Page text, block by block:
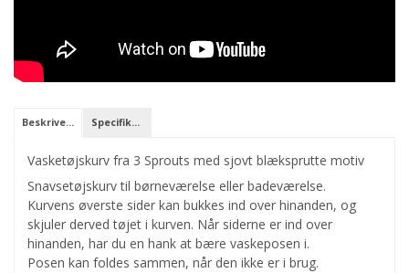
Beskrivelse Specifikationer
Vasketøjskurv fra 3 Sprouts med sjovt blæksprutte motiv
Snavsetøjskurv til børneværelse eller badeværelse.
Kurvens øverste sider kan bukkes ind over hinanden, og
skjuler derved tøjet i kurven. Når siderne er ind over
hinanden, har du en hank at bære vaskeposen i.
Posen kan foldes sammen, når den ikke er i brug.